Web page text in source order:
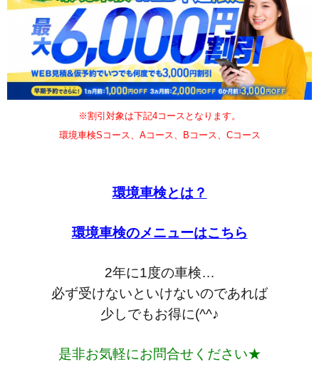
※割引対象は下記4コースとなります。
環境車検Sコース、Aコース、Bコース、Cコース
環境車検とは？
環境車検のメニューはこちら
2年に1度の車検…
必ず受けないといけないのであれば
少しでもお得に(^^♪
是非お気軽にお問合せください★